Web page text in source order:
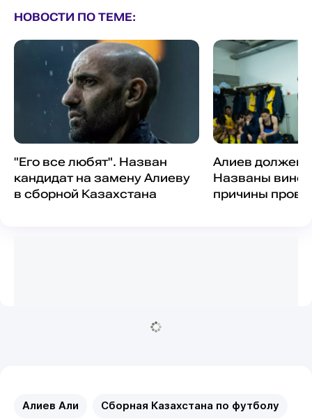
НОВОСТИ ПО ТЕМЕ:
"Его все любят". Назван
кандидат на замену Алиеву
в сборной Казахстана
Алиев должен
Названы
причины
Алиев Али Сборная Казахстана по футболу